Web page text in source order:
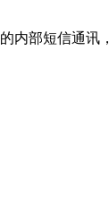
内部短信通讯，